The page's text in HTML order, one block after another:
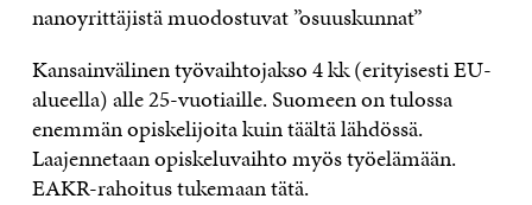
nanoyrittäjistä muodostuvat ”osuuskunnat”
Kansainvälinen työvaihtojakso 4 kk (erityisesti EU-
alueella) alle 25-vuotiaille. Suomeen on tulossa
enemmän opiskelijoita kuin täältä lähdössä.
Laajennetaan opiskeluvaihto myös työelämään.
EAKR-rahoitus tukemaan tätä.